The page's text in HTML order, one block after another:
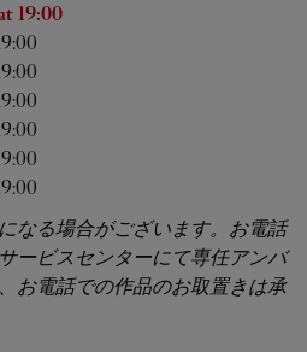
19:00
なる場合がございます。お電話
ービスセンターにて専任アンバ
お電話での作品のお取置きは承